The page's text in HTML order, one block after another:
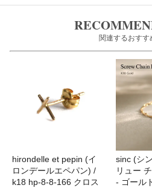
関連するおすす
hirondelle et pepin (イ
ロンデールエペパン) /
k18 hp-8-8-166 クロス
sinc (シ
リュー
- ゴール